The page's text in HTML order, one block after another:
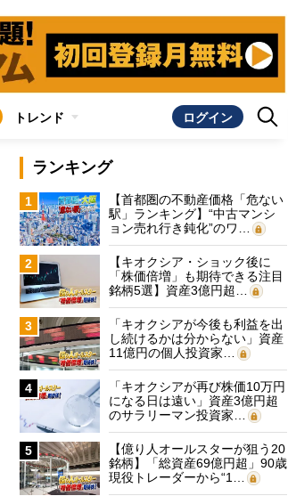
トレンド ログイン
ランキング
1
【首都圏の不動産価格「危ない
駅」ランキング】“中古マンシ
ョン売れ行き鈍化”のワ…
2
【キオクシア・ショック後に
「株価倍増」も期待できる注目
銘柄5選】資産3億円超…
3
「キオクシアが今後も利益を出
し続けるかは分からない」資産
11億円の個人投資家…
4
「キオクシアが再び株価10万円
になる日は遠い」資産3億円超
のサラリーマン投資家…
5
【億り人オールスターが狙う20
銘柄】「総資産69億円超」90歳
現役トレーダーから“1…